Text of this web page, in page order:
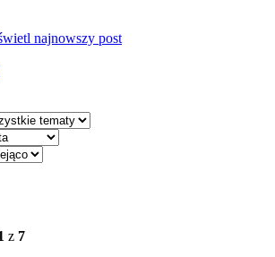
najnowszy post
z 7